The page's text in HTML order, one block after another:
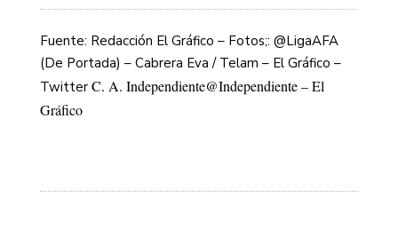
Fuente: Redacción El Gráfico – Fotos;: @LigaAFA
(De Portada) – Cabrera Eva / Telam – El Gráfico –
Twitter C. A. Independiente@Independiente – El
Gráfico